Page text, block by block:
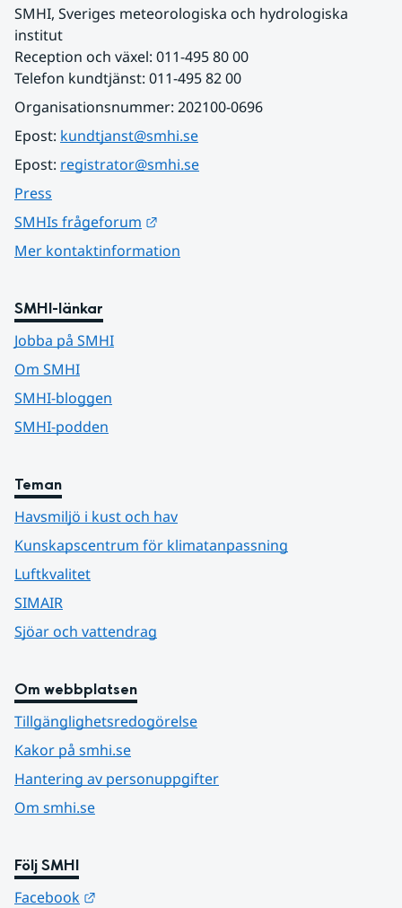
SMHI, Sveriges meteorologiska och hydrologiska
institut
Reception och växel: 011-495 80 00
Telefon kundtjänst: 011-495 82 00
Organisationsnummer: 202100-0696
Epost: kundtjanst@smhi.se
Epost: registrator@smhi.se
Press
SMHIs frågeforum
Mer kontaktinformation
SMHI-länkar
Jobba på SMHI
Om SMHI
SMHI-bloggen
SMHI-podden
Teman
Havsmiljö i kust och hav
Kunskapscentrum för klimatanpassning
Luftkvalitet
SIMAIR
Sjöar och vattendrag
Om webbplatsen
Tillgänglighetsredogörelse
Kakor på smhi.se
Hantering av personuppgifter
Om smhi.se
Följ SMHI
Facebook